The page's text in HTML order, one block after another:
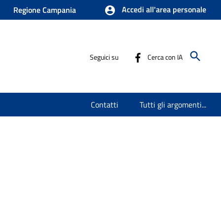
Regione Campania Accedi all'area personale
Seguici su Cerca con IA
Contatti Tutti gli argomenti...